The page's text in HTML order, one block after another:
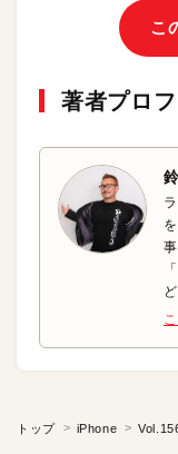
こ
著者プロ
ど
トップ iPhone